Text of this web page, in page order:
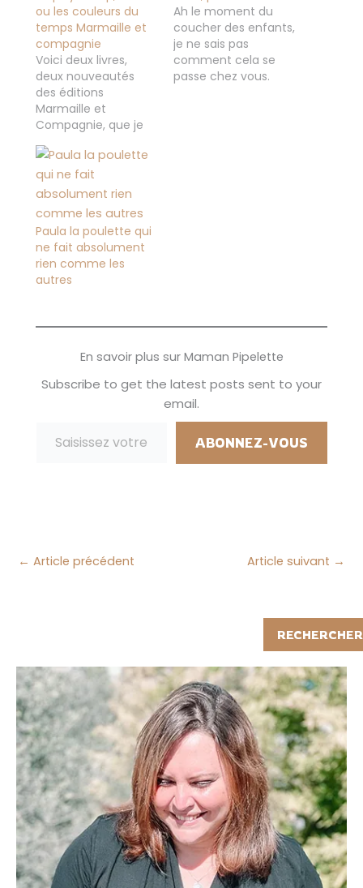
ou les couleurs du
temps Marmaille et
compagnie
Voici deux livres,
deux nouveautés
des éditions
Marmaille et
Compagnie, que je
vous présente
aujourd'hui qui sont
disponibles courant
janvier. Oups y a
loup, Coline ou les
couleurs du temps
Marmaille et
compagnie On
commence par oups
il y a loup Les enfants
pour nous…
Ah le moment du
coucher des enfants,
je ne sais pas
comment cela se
passe chez vous.
Paula la poulette qui
ne fait absolument
rien comme les
autres
En savoir plus sur Maman Pipelette
Subscribe to get the latest posts sent to your
email.
ABONNEZ-VOUS
← Article précédent Article suivant →
RECHERCHER